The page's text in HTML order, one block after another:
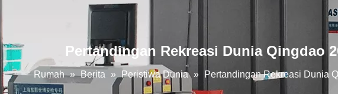
Pertandingan Rekreasi Dunia Qingdao
Rumah » Berita » Peristiwa Dunia » Pertandingan Rekreasi Dunia